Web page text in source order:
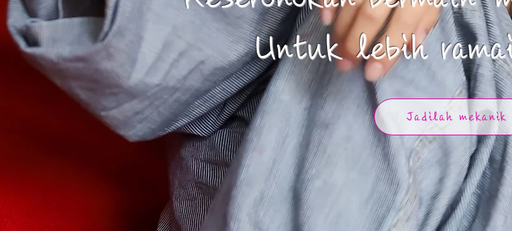
​Untuk lebih
Jadilah